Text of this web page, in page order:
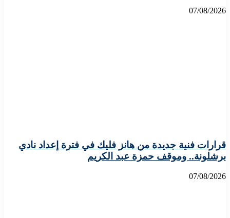
07/08/2026
قرارات فنية جديدة من هانز فليك في فترة إعداد نادي
برشلونة.. وموقف حمزة عبد الكريم
07/08/2026